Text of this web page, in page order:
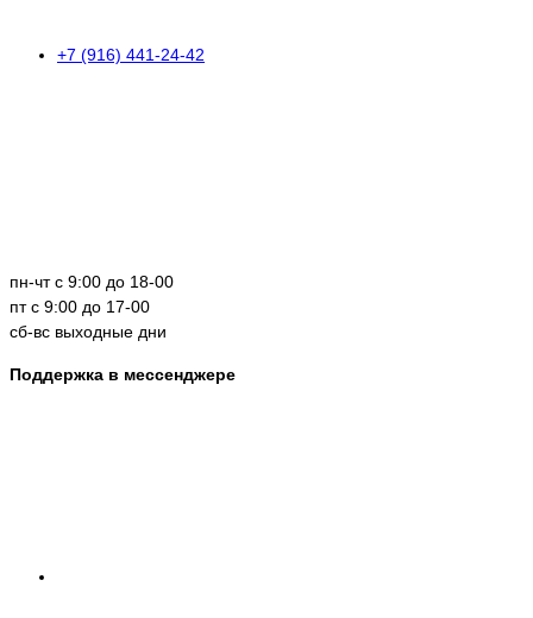
+7 (916) 441-24-42
пн-чт с 9:00 до 18-00
пт с 9:00 до 17-00
сб-вс выходные дни
Поддержка в мессенджере